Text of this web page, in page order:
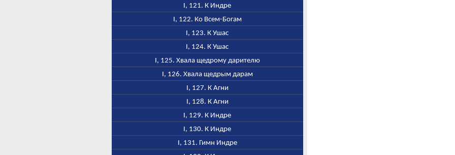
I, 121. К Индре
I, 122. Ко Всем-Богам
I, 123. К Ушас
I, 124. К Ушас
I, 125. Хвала щедрому дарителю
I, 126. Хвала щедрым дарам
I, 127. К Агни
I, 128. К Агни
I, 129. К Индре
I, 130. К Индре
I, 131. Гимн Индре